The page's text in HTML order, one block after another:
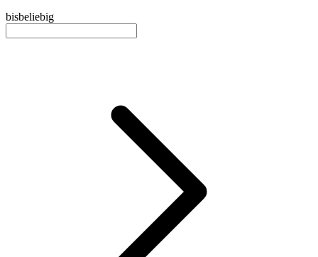
bisbeliebig